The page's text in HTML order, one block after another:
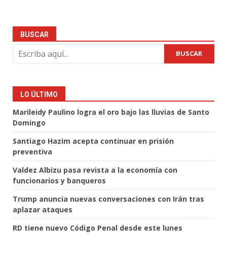
BUSCAR
BUSCAR
LO ÚLTIMO
Marileidy Paulino logra el oro bajo las lluvias de Santo
Domingo
Santiago Hazim acepta continuar en prisión
preventiva
Valdez Albizu pasa revista a la economía con
funcionarios y banqueros
Trump anuncia nuevas conversaciones con Irán tras
aplazar ataques
RD tiene nuevo Código Penal desde este lunes